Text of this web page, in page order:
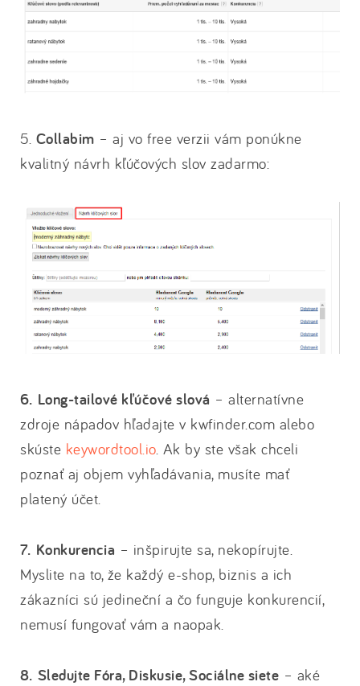
5. Collabim – aj vo free verzii vám ponúkne
kvalitný návrh kľúčových slov zadarmo:
6. Long-tailové kľúčové slová – alternatívne
zdroje nápadov hľadajte v kwfinder.com alebo
skúste keywordtool.io. Ak by ste však chceli
poznať aj objem vyhľadávania, musíte mať
platený účet.
7. Konkurencia – inšpirujte sa, nekopírujte.
Myslite na to, že každý e-shop, biznis a ich
zákazníci sú jedineční a čo funguje konkurencií,
nemusí fungovať vám a naopak.
8. Sledujte Fóra, Diskusie, Sociálne siete – aké